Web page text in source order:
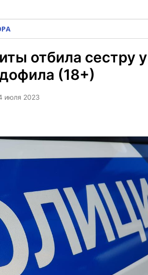
отбила сестру у
(18+)
июля 2023